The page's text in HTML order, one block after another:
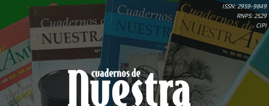
ISSN: 2959-9849
RNPS: 2529
CIPI